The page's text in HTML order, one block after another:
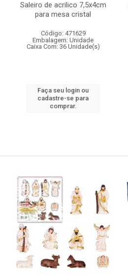
Saleiro de acrilico 7,5x4cm
para mesa cristal
Código: 471629
Embalagem: Unidade
Caixa Com: 36 Unidade(s)
Faça seu login ou
cadastre-se para
comprar.